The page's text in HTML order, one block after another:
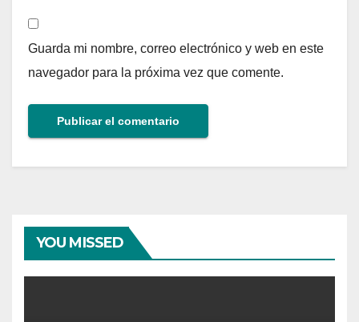
Guarda mi nombre, correo electrónico y web en este
navegador para la próxima vez que comente.
YOU MISSED